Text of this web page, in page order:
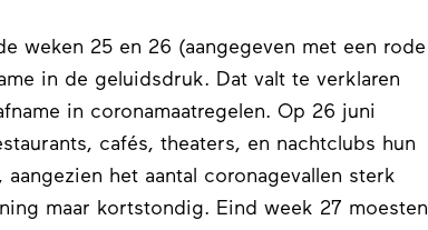
weken 25 en 26 (aangegeven met een rode
in de geluidsdruk. Dat valt te verklaren
in coronamaatregelen. Op 26 juni
cafés, theaters, en nachtclubs hun
aangezien het aantal coronagevallen sterk
maar kortstondig. Eind week 27 moesten